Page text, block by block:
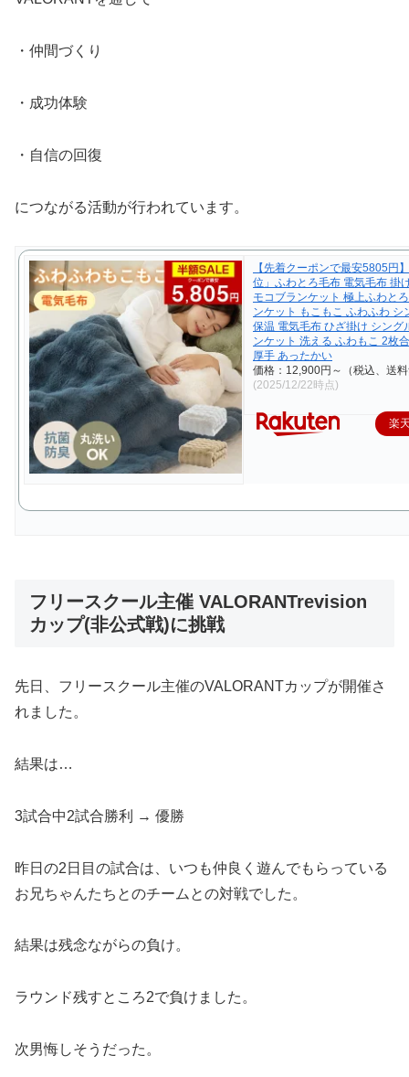
・仲間づくり
・成功体験
・自信の回復
につながる活動が行われています。
【先着クーポンで最安5805円
位」ふわとろ毛布 電気毛布 掛
モコブランケット 極上ふわと
ンケット もこもこ ふわふわ シ
保温 電気毛布 ひざ掛け シング
ンケット 洗える ふわもこ 2枚
厚手 あったかい
価格：12,900円～（税込、送
(2025/12/22時点)
楽
フリースクール主催 VALORANTrevision
カップ(非公式戦)に挑戦
先日、フリースクール主催のVALORANTカップが開催さ
れました。
結果は…
3試合中2試合勝利 → 優勝
昨日の2日目の試合は、いつも仲良く遊んでもらっている
お兄ちゃんたちとのチームとの対戦でした。
結果は残念ながらの負け。
ラウンド残すところ2で負けました。
次男悔しそうだった。